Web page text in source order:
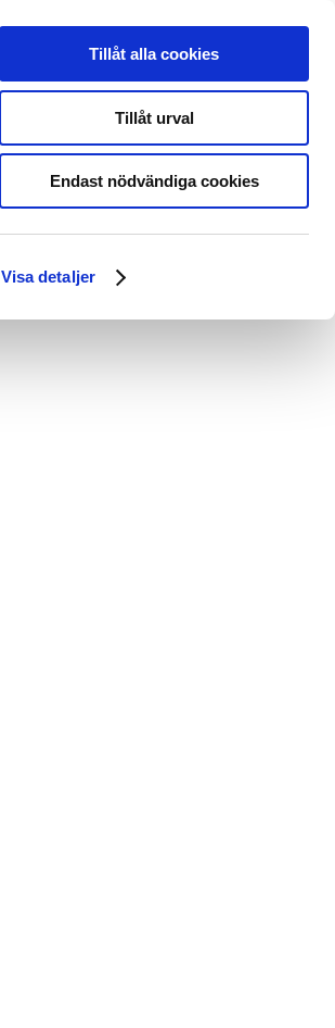
Visa detaljer
Tillåt alla cookies
Tillåt urval
Endast nödvändiga cookies